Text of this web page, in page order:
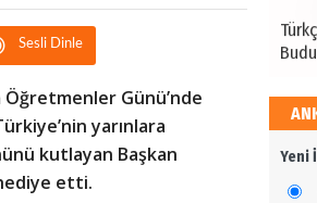
Sesli Dinle
Öğretmenler Günü’nde
yarınlara
kutlayan Başkan
etti.
Yeni